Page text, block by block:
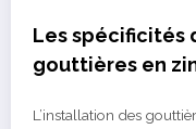
Les spécificités
gouttières en
L’installation des